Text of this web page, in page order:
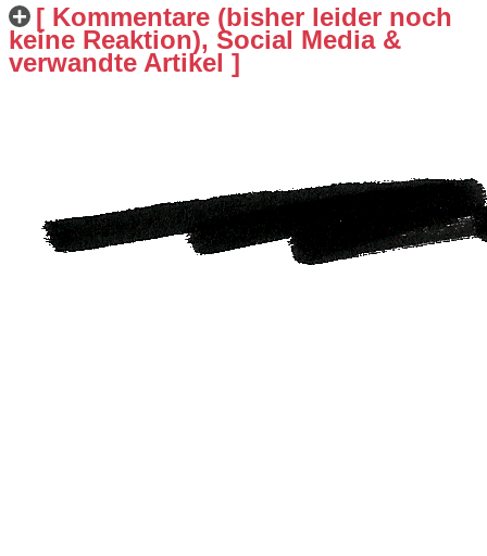
[ Kommentare (bisher leider noch
keine Reaktion), Social Media &
verwandte Artikel ]